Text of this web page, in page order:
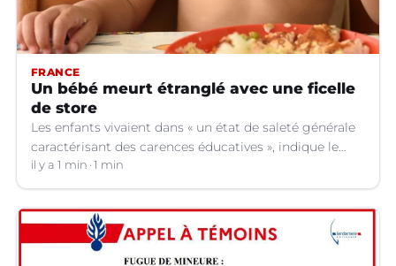
FRANCE
Un bébé meurt étranglé avec une ficelle
de store
Les enfants vivaient dans « un état de saleté générale
caractérisant des carences éducatives », indique le
parquet.
il y a 1 min 1 min